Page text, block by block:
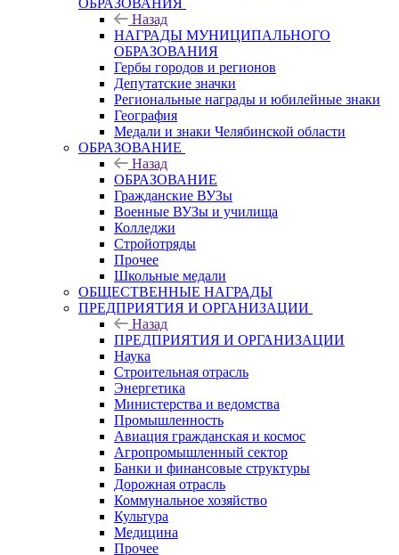
ОБРАЗОВАНИЯ
Назад
НАГРАДЫ МУНИЦИПАЛЬНОГО
ОБРАЗОВАНИЯ
Гербы городов и регионов
Депутатские значки
Региональные награды и юбилейные знаки
География
Медали и знаки Челябинской области
ОБРАЗОВАНИЕ
Назад
ОБРАЗОВАНИЕ
Гражданские ВУЗы
Военные ВУЗы и училища
Колледжи
Стройотряды
Прочее
Школьные медали
ОБЩЕСТВЕННЫЕ НАГРАДЫ
ПРЕДПРИЯТИЯ И ОРГАНИЗАЦИИ
Назад
ПРЕДПРИЯТИЯ И ОРГАНИЗАЦИИ
Наука
Строительная отрасль
Энергетика
Министерства и ведомства
Промышленность
Авиация гражданская и космос
Агропромышленный сектор
Банки и финансовые структуры
Дорожная отрасль
Коммунальное хозяйство
Культура
Медицина
Прочее